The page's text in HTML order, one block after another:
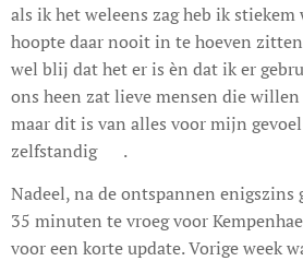
als ik het weleens zag heb ik
hoopte daar nooit in te hoeven
wel blij dat het er is èn dat ik er
ons heen zat lieve mensen die
maar dit is van alles voor mijn
zelfstandig 🙈.
Nadeel, na de ontspannen
35 minuten te vroeg voor
voor een korte update. Vorige week